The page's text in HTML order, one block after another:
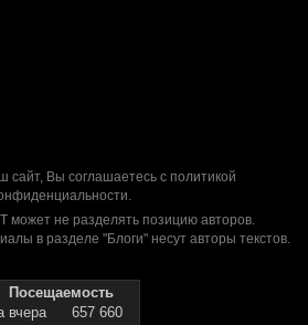
сайт, Вы соглашаетесь с политикой
.
может не разделять позицию авторов.
в разделе "Блоги" несут авторы текстов.
Посещаемость
вчера
657 660